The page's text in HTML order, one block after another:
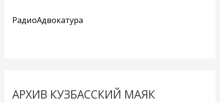
РадиоАдвокатура
АРХИВ КУЗБАССКИЙ МАЯК